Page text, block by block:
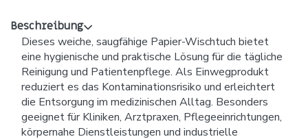
Beschreibung
Dieses weiche, saugfähige Papier-Wischtuch bietet
eine hygienische und praktische Lösung für die tägliche
Reinigung und Patientenpflege. Als Einwegprodukt
reduziert es das Kontaminationsrisiko und erleichtert
die Entsorgung im medizinischen Alltag. Besonders
geeignet für Kliniken, Arztpraxen, Pflegeeinrichtungen,
körpernahe Dienstleistungen und industrielle